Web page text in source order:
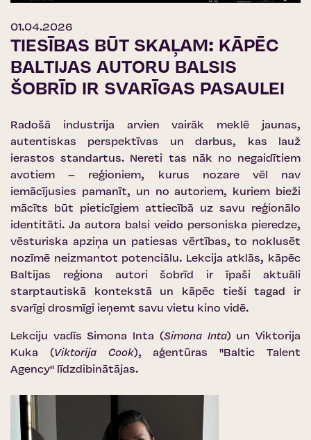
01.04.2026
TIESĪBAS BŪT SKAĻAM: KĀPĒC
BALTIJAS AUTORU BALSIS
ŠOBRĪD IR SVARĪGAS PASAULEI
Radošā industrija arvien vairāk meklē jaunas,
autentiskas perspektīvas un darbus, kas lauž
ierastos standartus. Nereti tas nāk no negaidītiem
avotiem – reģioniem, kurus nozare vēl nav
iemācījusies pamanīt, un no autoriem, kuriem bieži
mācīts būt pieticīgiem attiecībā uz savu reģionālo
identitāti. Ja autora balsi veido personiska pieredze,
vēsturiska apziņa un patiesas vērtības, to noklusēt
nozīmē neizmantot potenciālu. Lekcija atklās, kāpēc
Baltijas reģiona autori šobrīd ir īpaši aktuāli
starptautiskā kontekstā un kāpēc tieši tagad ir
svarīgi drosmīgi ieņemt savu vietu kino vidē.
Lekciju vadīs Simona Inta (Simona Inta) un Viktorija
Kuka (Viktorija Cook), aģentūras''Baltic Talent
Agency'' līdzdibinātājas.